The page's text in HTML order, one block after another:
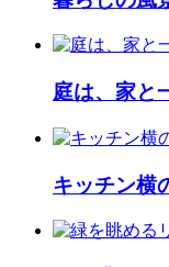
庭は、家と
キッチン横